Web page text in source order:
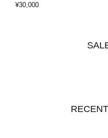
¥30,000